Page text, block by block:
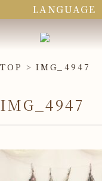
LANGUAGE
TOP IMG_4947
IMG_4947